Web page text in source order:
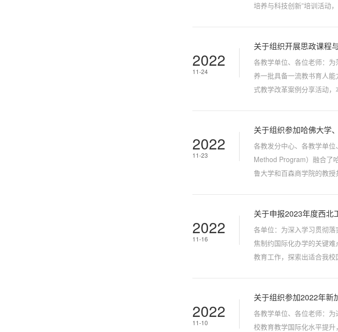
培养与科技创新”培训活动
2022
11-24
关于组织开展思政课程
各教学单位、各位老师：
养一批具备一流教书育人
式教学改革案例分享活动
2022
11-23
各教发分中心、各教学单
Method Program）融合了
鲁大学和百森商学院的教
2022
11-16
关于申报2023年度西北
各单位：为深入学习贯彻
焦制约国际化办学的关键
教育工作，探索出适合我
2022
11-10
关于组织参加2022年新
各教学单位、各位老师：
校教育教学国际化水平提